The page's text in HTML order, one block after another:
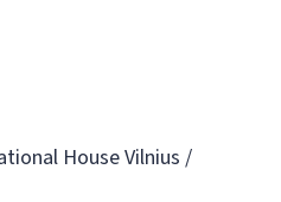
House Vilnius /